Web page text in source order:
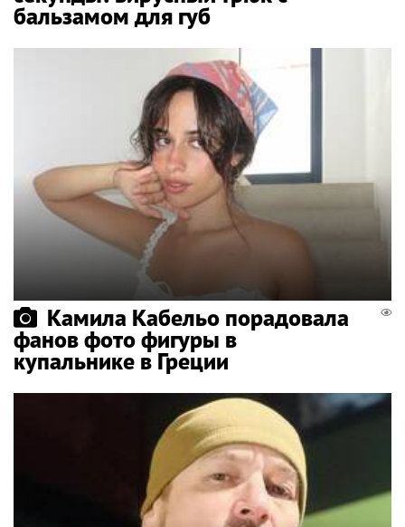
бальзамом для губ
Камила Кабельо порадовала
фанов фото фигуры в
купальнике в Греции